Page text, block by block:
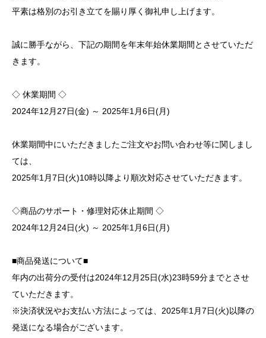
平素は格別のお引き立てを賜り厚く御礼申し上げます。
誠に勝手ながら、下記の期間を年末年始休業期間とさせていただ
きます。
◇ 休業期間 ◇
2024年12月27日(金) ～ 2025年1月6日(月)
休業期間中にいただきましたご注文やお問い合わせ等に関しまし
ては、
2025年1月7日(火)10時以降より順次対応させていただきます。
◇商品のサポート・修理対応休止期間 ◇
2024年12月24日(火) ～ 2025年1月6日(月)
■商品発送について■
年内の出荷分の受付は2024年12月25日(水)23時59分までとさせ
ていただきます。
※決済状況やお支払い方法によっては、2025年1月7日(火)以降の
発送になる場合がございます。